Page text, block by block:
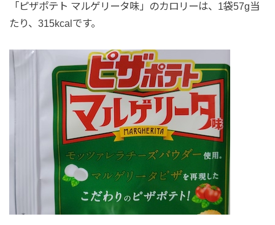
「ピザポテト マルゲリータ味」のカロリーは、1袋57g当
たり、315kcalです。